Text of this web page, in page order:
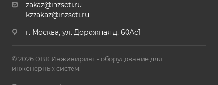
zakaz@inzseti.ru
kzzakaz@inzseti.ru
г. Москва, ул. Дорожная д. 60Ас1
© 2026 ОВК Инжиниринг - оборудование для
инженерных систем.